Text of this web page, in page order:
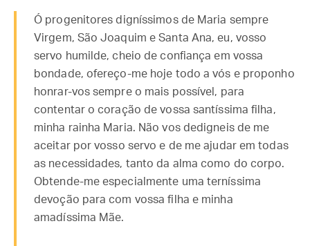
Ó progenitores digníssimos de Maria sempre
Virgem, São Joaquim e Santa Ana, eu, vosso
servo humilde, cheio de confiança em vossa
bondade, ofereço-me hoje todo a vós e proponho
honrar-vos sempre o mais possível, para
contentar o coração de vossa santíssima filha,
minha rainha Maria. Não vos dedigneis de me
aceitar por vosso servo e de me ajudar em todas
as necessidades, tanto da alma como do corpo.
Obtende-me especialmente uma terníssima
devoção para com vossa filha e minha
amadíssima Mãe.